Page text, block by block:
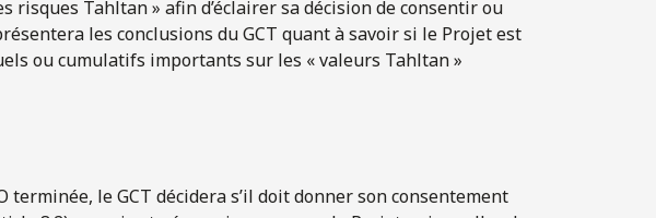
risques Tahltan » afin d’éclairer sa décision de consentir ou
les conclusions du GCT quant à savoir si le Projet est
ou cumulatifs importants sur les « valeurs Tahltan »
terminée, le GCT décidera s’il doit donner son consentement